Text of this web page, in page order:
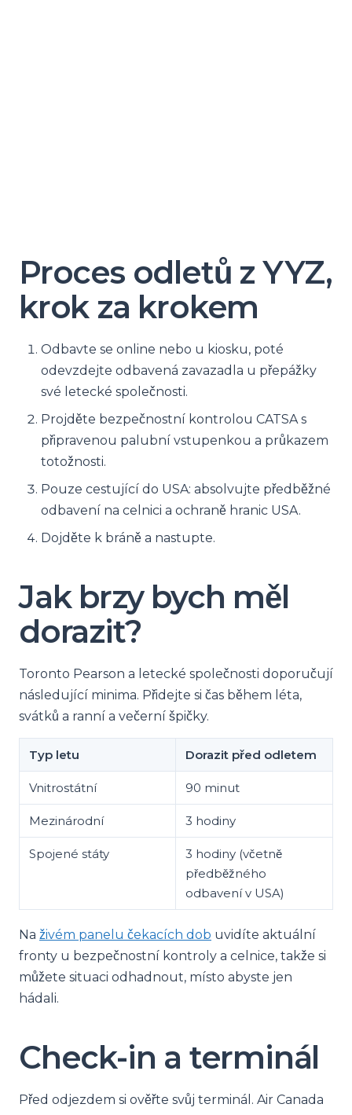
Proces odletů z YYZ,
krok za krokem
Odbavte se online nebo u kiosku, poté
odevzdejte odbavená zavazadla u přepážky
své letecké společnosti.
Projděte bezpečnostní kontrolou CATSA s
připravenou palubní vstupenkou a průkazem
totožnosti.
Pouze cestující do USA: absolvujte předběžné
odbavení na celnici a ochraně hranic USA.
Dojděte k bráně a nastupte.
Jak brzy bych měl
dorazit?
Toronto Pearson a letecké společnosti doporučují
následující minima. Přidejte si čas během léta,
svátků a ranní a večerní špičky.
Typ letu Dorazit před odletem
Vnitrostátní 90 minut
Mezinárodní 3 hodiny
Spojené státy
3 hodiny (včetně
předběžného
odbavení v USA)
Na živém panelu čekacích dob uvidíte aktuální
fronty u bezpečnostní kontroly a celnice, takže si
můžete situaci odhadnout, místo abyste jen
hádali.
Check-in a terminál
Před odjezdem si ověřte svůj terminál. Air Canada